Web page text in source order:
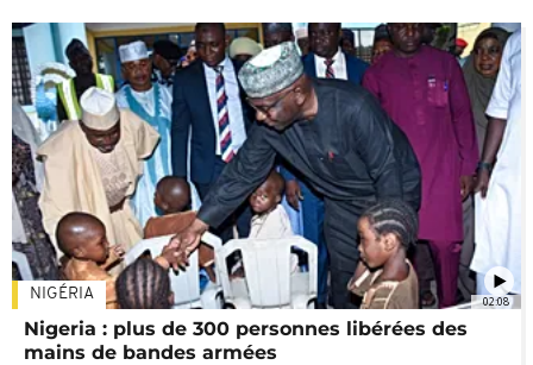
02:08
NIGÉRIA
Nigeria : plus de 300 personnes libérées des
mains de bandes armées